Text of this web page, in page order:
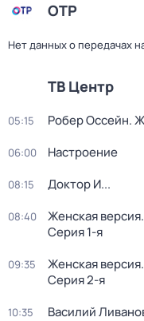
ОТР
Нет данных о передачах
ТВ Центр
05:15 Робер Оссейн.
06:00 Настроение
08:15 Доктор И...
08:40 Женская
Серия 1-я
09:35 Женская
Серия 2-я
10:35 Василий